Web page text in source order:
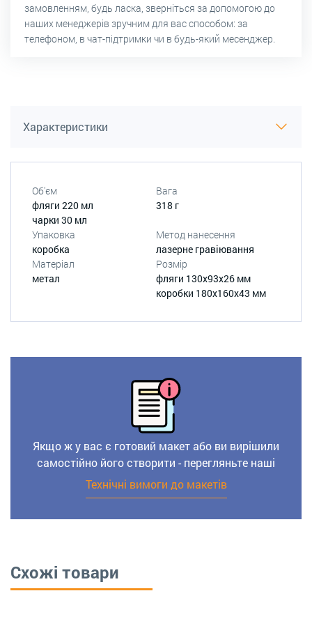
замовленням, будь ласка, зверніться за допомогою до
наших менеджерів зручним для вас способом: за
телефоном, в чат-підтримки чи в будь-який месенджер.
Характеристики
Об'єм
фляги 220 мл
чарки 30 мл
Вага
318 г
Упаковка
коробка
Метод нанесення
лазерне гравіювання
Матеріал
метал
Розмір
фляги 130х93х26 мм
коробки 180х160х43 мм
Якщо ж у вас є готовий макет або ви вирішили
самостійно його створити - перегляньте наші
Технічні вимоги до макетів
Схожі товари